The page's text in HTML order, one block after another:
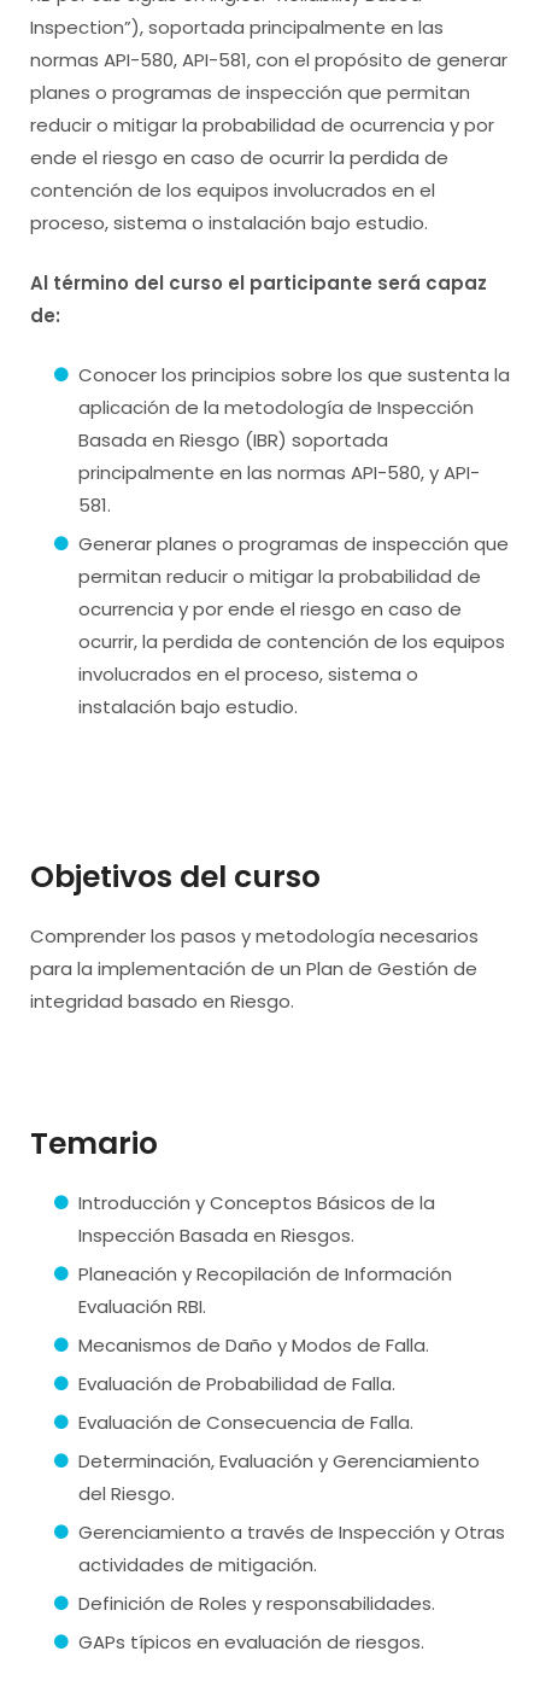
Inspection”), soportada principalmente en las
normas API-580, API-581, con el propósito de generar
planes o programas de inspección que permitan
reducir o mitigar la probabilidad de ocurrencia y por
ende el riesgo en caso de ocurrir la perdida de
contención de los equipos involucrados en el
proceso, sistema o instalación bajo estudio.
Al término del curso el participante será capaz
de:
Conocer los principios sobre los que sustenta la
aplicación de la metodología de Inspección
Basada en Riesgo (IBR) soportada
principalmente en las normas API-580, y API-
581.
Generar planes o programas de inspección que
permitan reducir o mitigar la probabilidad de
ocurrencia y por ende el riesgo en caso de
ocurrir, la perdida de contención de los equipos
involucrados en el proceso, sistema o
instalación bajo estudio.
Objetivos del curso
Comprender los pasos y metodología necesarios
para la implementación de un Plan de Gestión de
integridad basado en Riesgo.
Temario
Introducción y Conceptos Básicos de la
Inspección Basada en Riesgos.
Planeación y Recopilación de Información
Evaluación RBI.
Mecanismos de Daño y Modos de Falla.
Evaluación de Probabilidad de Falla.
Evaluación de Consecuencia de Falla.
Determinación, Evaluación y Gerenciamiento
del Riesgo.
Gerenciamiento a través de Inspección y Otras
actividades de mitigación.
Definición de Roles y responsabilidades.
GAPs típicos en evaluación de riesgos.